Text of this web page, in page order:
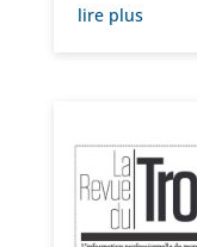
lire plus